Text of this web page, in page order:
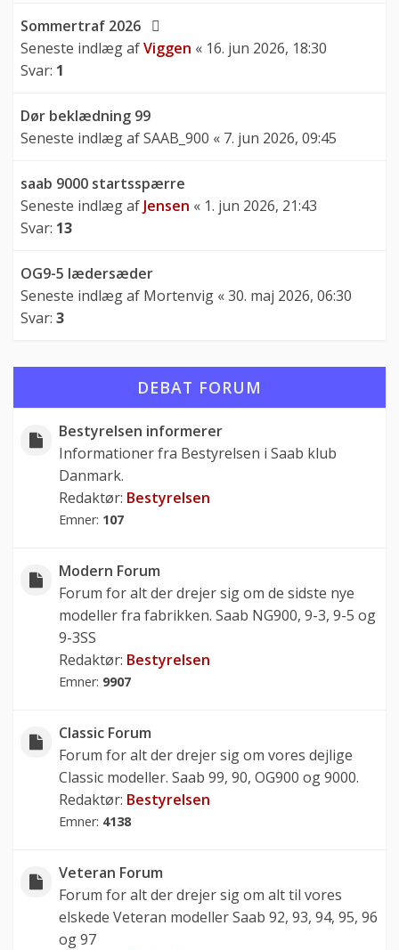
Sommertraf 2026
Seneste indlæg afViggen « 16. jun 2026, 18:30
Svar: 1
Dør beklædning 99
Seneste indlæg afSAAB_900 « 7. jun 2026, 09:45
saab 9000 startsspærre
Seneste indlæg af Jensen « 1. jun 2026, 21:43
Svar: 13
OG9-5 lædersæder
Seneste indlæg af Mortenvig«30. maj 2026, 06:30
Svar: 3
DEBAT FORUM
Bestyrelsen informerer
Informationer fra Bestyrelsen i Saab klub
Danmark.
Redaktør: Bestyrelsen
Emner: 107
Modern Forum
Forum for alt der drejer sig om de sidste nye
modeller fra fabrikken. Saab NG900, 9-3, 9-5 og
9-3SS
Redaktør: Bestyrelsen
Emner: 9907
Classic Forum
Forum for alt der drejer sig om vores dejlige
Classic modeller. Saab 99, 90, OG900 og 9000.
Redaktør: Bestyrelsen
Emner: 4138
Veteran Forum
Forum for alt der drejer sig om alt til vores
elskede Veteran modeller Saab 92, 93, 94, 95, 96
og 97